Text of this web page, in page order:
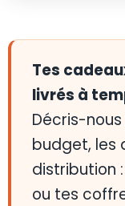
Tes
livrés à
Décris-
budget, les
distribution
ou tes